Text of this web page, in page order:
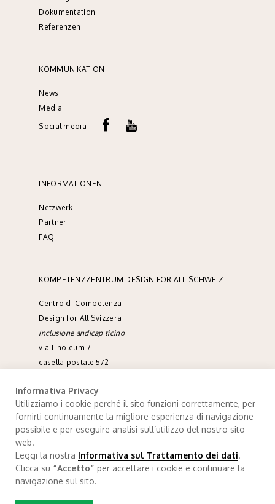
Dokumentation
Referenzen
KOMMUNIKATION
News
Media
Social media
INFORMATIONEN
Netzwerk
Partner
FAQ
KOMPETENZZENTRUM DESIGN FOR ALL SCHWEIZ
Centro di Competenza
Design for All Svizzera
inclusione andicap ticino
via Linoleum 7
casella postale 572
tel+41 91 850 90 90
info@designforall.ch
Trattamendo dei dati.Credits
Informativa Privacy
Utilizziamo i cookie perché il sito funzioni correttamente, per
fornirti continuamente la migliore esperienza di navigazione
possibile e per eseguire analisi sull’utilizzo del nostro sito
web.
Leggi la nostra Informativa sul Trattamento dei dati.
Clicca su “Accetto” per accettare i cookie e continuare la
navigazione sul sito.